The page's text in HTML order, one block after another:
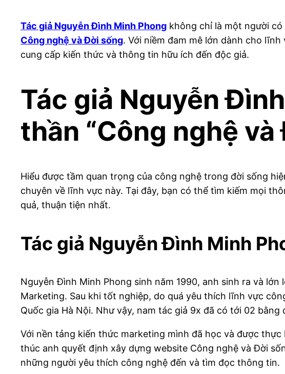
Tác giả Nguyễn Đình Minh Phong không chỉ là một người
Công nghệ và Đời sống. Với niềm đam mê lớn dành cho
cung cấp kiến thức và thông tin hữu ích đến độc giả.
Tác giả Nguyễn
thần “Công nghệ và
Hiểu được tầm quan trọng của công nghệ trong đời sống
chuyên về lĩnh vực này. Tại đây, bạn có thể tìm kiếm mọi
quả, thuận tiện nhất.
Tác giả Nguyễn Đình Minh
Nguyễn Đình Minh Phong sinh năm 1990, anh sinh ra và
Marketing. Sau khi tốt nghiệp, do quá yêu thích lĩnh vực
Quốc gia Hà Nội. Như vậy, nam tác giả 9x đã có tới 02 bằng
Với nền tảng kiến thức marketing mình đã học và được
thúc anh quyết định xây dựng website Công nghệ và Đời
những người yêu thích công nghệ đến và tìm đọc thông tin.